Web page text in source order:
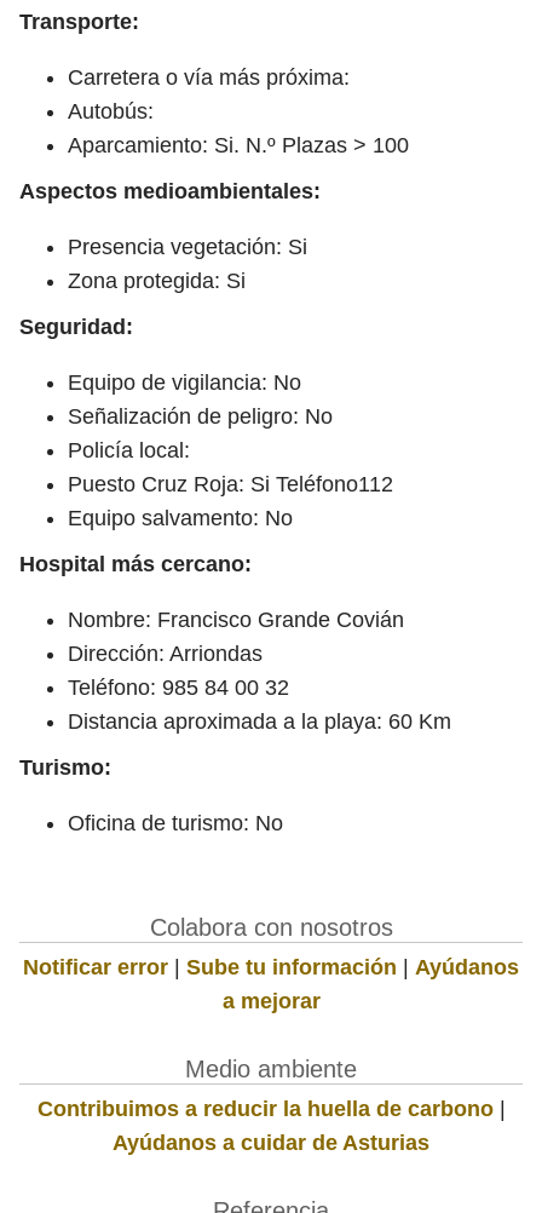
Transporte:
Carretera o vía más próxima:
Autobús:
Aparcamiento: Si. N.º Plazas > 100
Aspectos medioambientales:
Presencia vegetación: Si
Zona protegida: Si
Seguridad:
Equipo de vigilancia: No
Señalización de peligro: No
Policía local:
Puesto Cruz Roja: Si Teléfono112
Equipo salvamento: No
Hospital más cercano:
Nombre: Francisco Grande Covián
Dirección: Arriondas
Teléfono: 985 84 00 32
Distancia aproximada a la playa: 60 Km
Turismo:
Oficina de turismo: No
Colabora con nosotros
Notificar error | Sube tu información | Ayúdanos
a mejorar
Medio ambiente
Contribuimos a reducir la huella de carbono|
Ayúdanos a cuidar de Asturias